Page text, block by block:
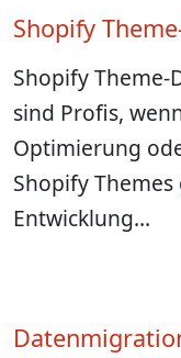
Shopify
Shopify Theme-
sind Profis,
Optimierung
Shopify
Entwicklung…